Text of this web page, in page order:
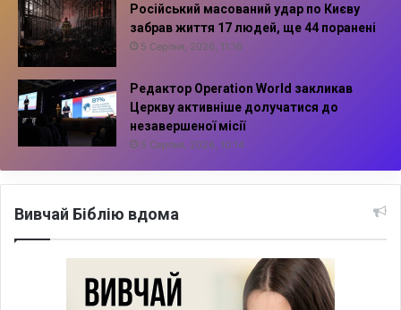
Російський масований удар по Києву
забрав життя 17 людей, ще 44 поранені
5 Серпня, 2026, 11:16
Редактор Operation World закликав
Церкву активніше долучатися до
незавершеної місії
5 Серпня, 2026, 10:14
Вивчай Біблію вдома